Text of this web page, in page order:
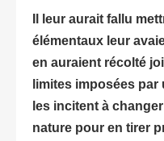
Il leur aurait fallu
élémentaux leur
en auraient récolté
limites imposées
les incitent à
nature pour en tirer